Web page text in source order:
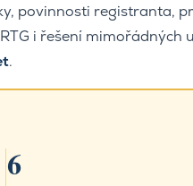
povinnosti registranta,
i řešení mimořádných
.
6